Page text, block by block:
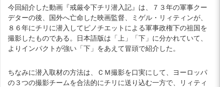
今回紹介した動画『戒厳令下チリ潜入記』は、７３年の軍事クー
デターの後、国外へ亡命した映画監督、ミゲル・リィティンが、
８６年にチリに潜入してピノチエットによる軍事政権下の祖国を
撮影したものである。日本語版は「上」「下」に分かれていて、
よりインパクトが強い「下」をあえて冒頭で紹介した。
ちなみに潜入取材の方法は、ＣＭ撮影を口実にして、ヨーロッパ
の３つの撮影チームを合法的にチリに送り込む一方で、リィティ